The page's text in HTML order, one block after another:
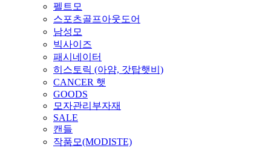
펠트모
스포츠골프아웃도어
남성모
빅사이즈
패시네이터
히스토릭 (아얌, 갓탑햇비)
CANCER 햇
GOODS
모자관리부자재
SALE
캔들
작품모(MODISTE)